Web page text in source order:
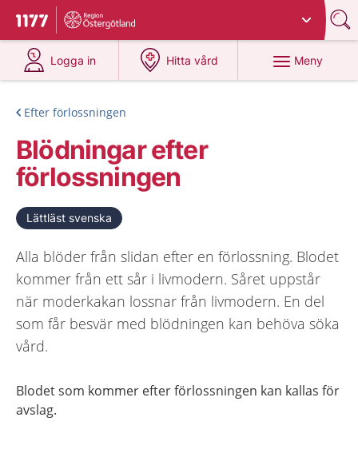
Till startsidan för 1177
Du har valt region
Logga in
på 1177.se
Hitta vård
på 1177.se
Meny
Efter förlossningen
Blödningar efter
förlossningen
Lättläst svenska
Alla blöder från slidan efter en förlossning. Blodet
kommer från ett sår i livmodern. Såret uppstår
när moderkakan lossnar från livmodern. En del
som får besvär med blödningen kan behöva söka
vård.
Blodet som kommer efter förlossningen kan kallas för
avslag.